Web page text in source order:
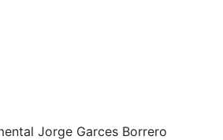
Jorge Garces Borrero